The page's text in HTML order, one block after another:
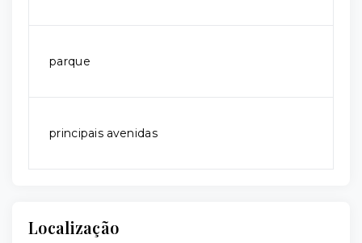
parque
principais avenidas
Localização